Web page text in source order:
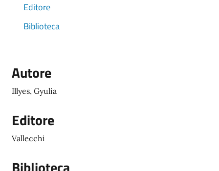
Editore
Biblioteca
Autore
Illyes, Gyulia
Editore
Vallecchi